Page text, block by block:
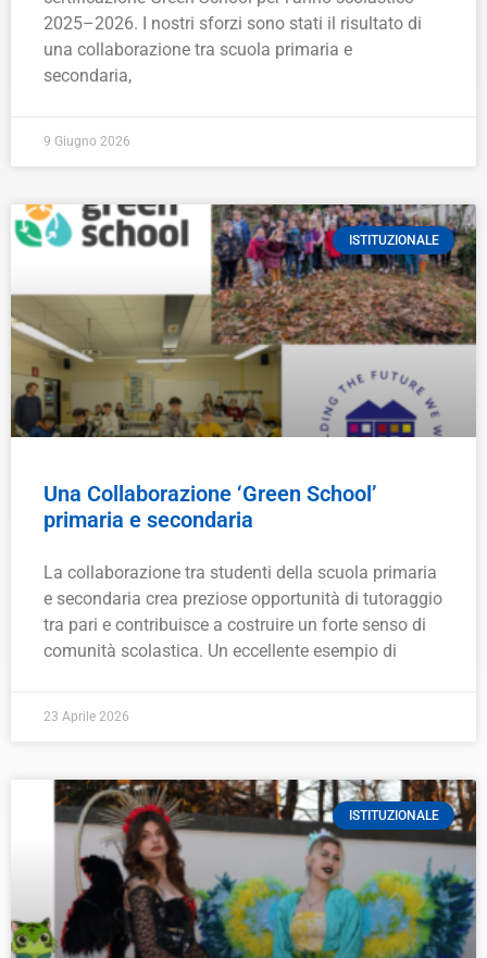
2025–2026. I nostri sforzi sono stati il risultato di
una collaborazione tra scuola primaria e
secondaria,
9 Giugno 2026
ISTITUZIONALE
Una Collaborazione ‘Green School’
primaria e secondaria
La collaborazione tra studenti della scuola primaria
e secondaria crea preziose opportunità di tutoraggio
tra pari e contribuisce a costruire un forte senso di
comunità scolastica. Un eccellente esempio di
23 Aprile 2026
ISTITUZIONALE